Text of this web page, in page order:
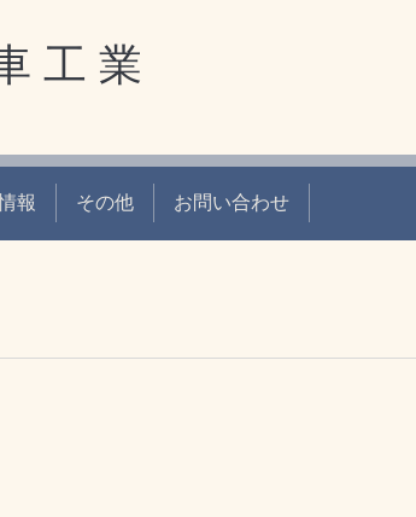
工 業
報 その他 お問い合わせ